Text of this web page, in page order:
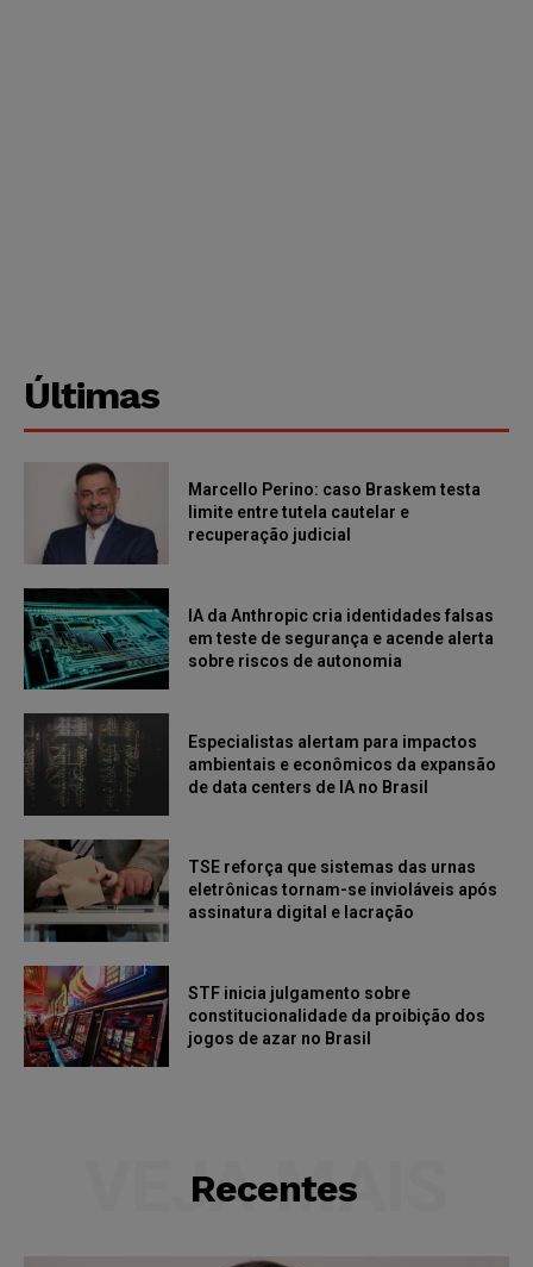
Últimas
Marcello Perino: caso Braskem testa
limite entre tutela cautelar e
recuperação judicial
IA da Anthropic cria identidades falsas
em teste de segurança e acende alerta
sobre riscos de autonomia
Especialistas alertam para impactos
ambientais e econômicos da expansão
de data centers de IA no Brasil
TSE reforça que sistemas das urnas
eletrônicas tornam-se invioláveis após
assinatura digital e lacração
STF inicia julgamento sobre
constitucionalidade da proibição dos
jogos de azar no Brasil
Recentes
VEJA MAIS